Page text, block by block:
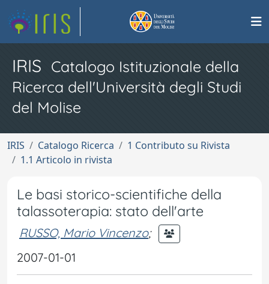
IRIS Catalogo Istituzionale della
Ricerca dell'Università degli Studi
del Molise
IRIS Catalogo Ricerca
1 Contributo su Rivista
1.1 Articolo in rivista
Le basi storico-scientifiche della
talassoterapia: stato dell'arte
RUSSO, Mario Vincenzo;
2007-01-01